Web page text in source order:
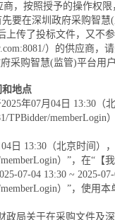
按照授予的操作权限
要在深圳政府采购智慧
传了投标文件，又不
）的供应商，
府采购智慧(监管)平台
和地点
年07月04日 13:30（
TPBidder/
日 13:30（北京时间）
memberLogin）”，在
07-04 13:30 ~ 2025-
memberLogin）”，
局关于在采购文件及